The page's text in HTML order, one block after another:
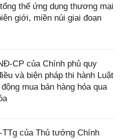
thể ứng dụng thương mại
giới, miền núi giai đoạn
CP của Chính phủ quy
và biện pháp thi hành Luật
mua bán hàng hóa qua
của Thủ tướng Chính